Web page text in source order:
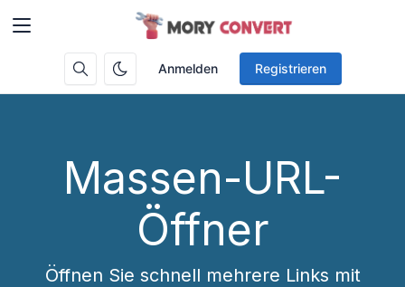
Anmelden Registrieren
Massen-URL-
Öffner
Öffnen Sie schnell mehrere Links mit